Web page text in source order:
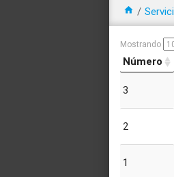
home /
Mostrando
Número
3
2
1